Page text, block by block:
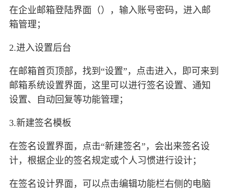
在企业邮箱登陆界面（），输入账号密码，进入邮
箱管理；
2.进入设置后台
在邮箱首页顶部，找到“设置”，点击进入，即可来到
邮箱系统设置界面，这里可以进行签名设置、通知
设置、自动回复等功能管理；
3.新建签名模板
在签名设置界面，点击“新建签名”，会出来签名设
计，根据企业的签名规定或个人习惯进行设计；
在签名设计界面，可以点击编辑功能栏右侧的电脑